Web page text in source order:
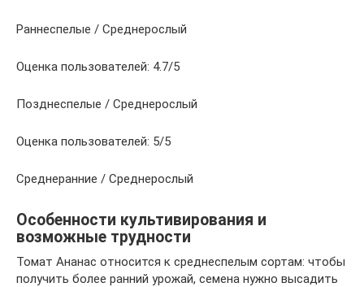
Раннеспелые / Среднерослый
Оценка пользователей: 4.7/5
Позднеспелые / Среднерослый
Оценка пользователей: 5/5
Среднеранние / Среднерослый
Особенности культивирования и
возможные трудности
Томат Ананас относится к среднеспелым сортам: чтобы
получить более ранний урожай, семена нужно высадить